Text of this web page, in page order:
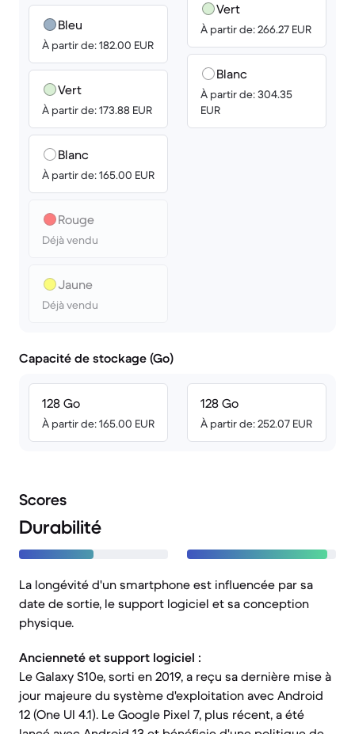
Bleu
À partir de: 182.00 EUR
Vert
À partir de: 173.88 EUR
Blanc
À partir de: 165.00 EUR
Rouge
Déjà vendu
Jaune
Déjà vendu
Vert
À partir de: 266.27 EUR
Blanc
À partir de: 304.35
EUR
Capacité de stockage (Go)
128 Go
À partir de: 165.00 EUR
128 Go
À partir de: 252.07 EUR
Scores
Durabilité
La longévité d'un smartphone est influencée par sa
date de sortie, le support logiciel et sa conception
physique.
Ancienneté et support logiciel :
Le Galaxy S10e, sorti en 2019, a reçu sa dernière mise à
jour majeure du système d'exploitation avec Android
12 (One UI 4.1). Le Google Pixel 7, plus récent, a été